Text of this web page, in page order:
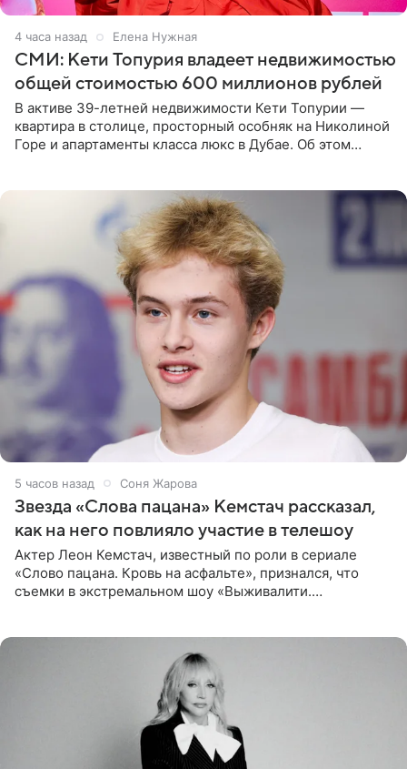
4 часа назад Елена Нужная
СМИ: Кети Топурия владеет недвижимостью
общей стоимостью 600 миллионов рублей
В активе 39-летней недвижимости Кети Топурии —
квартира в столице, просторный особняк на Николиной
Горе и апартаменты класса люкс в Дубае. Об этом
5 часов назад Соня Жарова
Звезда «Слова пацана» Кемстач рассказал,
как на него повлияло участие в телешоу
Актер Леон Кемстач, известный по роли в сериале
«Слово пацана. Кровь на асфальте», признался, что
съемки в экстремальном шоу «Выживалити.